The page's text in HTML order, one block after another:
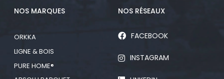
NOS MARQUES
ORKKA
LIGNE & BOIS
PURE HOME®
NOS RÉSEAUX
FACEBOOK
INSTAGRAM